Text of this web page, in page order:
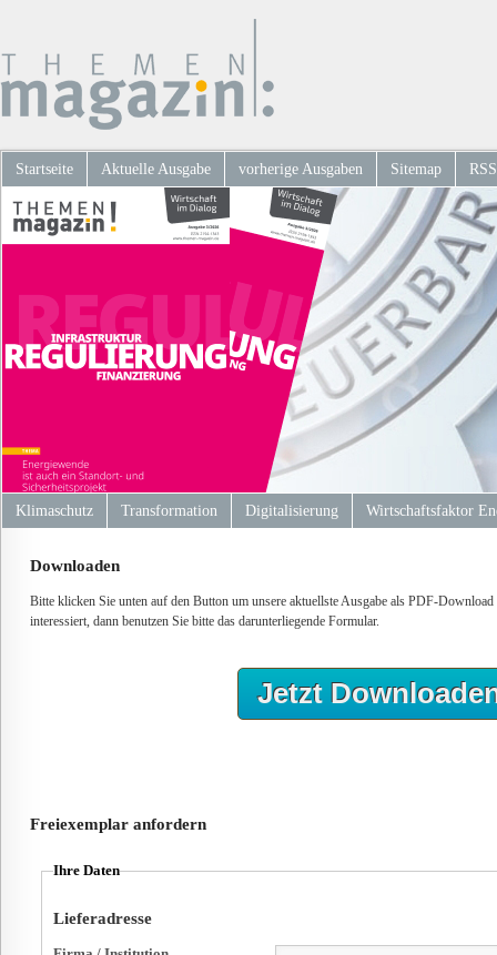
Startseite Aktuelle Ausgabe vorherige Ausgaben Sitemap RSS
Klimaschutz Transformation Digitalisierung Wirtschaftsfaktor
Downloaden
Bitte klicken Sie unten auf den Button um unsere aktuellste Ausgabe als PDF-
interessiert, dann benutzen Sie bitte das darunterliegende Formular.
Jetzt
Freiexemplar anfordern
Ihre Daten
Lieferadresse